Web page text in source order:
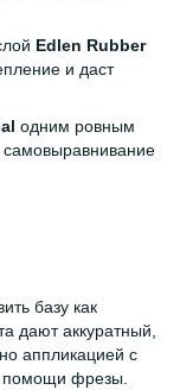
Edlen Rubber
и даст
одним ровным
самовыравнивание
базу как
дают аккуратный,
аппликацией с
фрезы.